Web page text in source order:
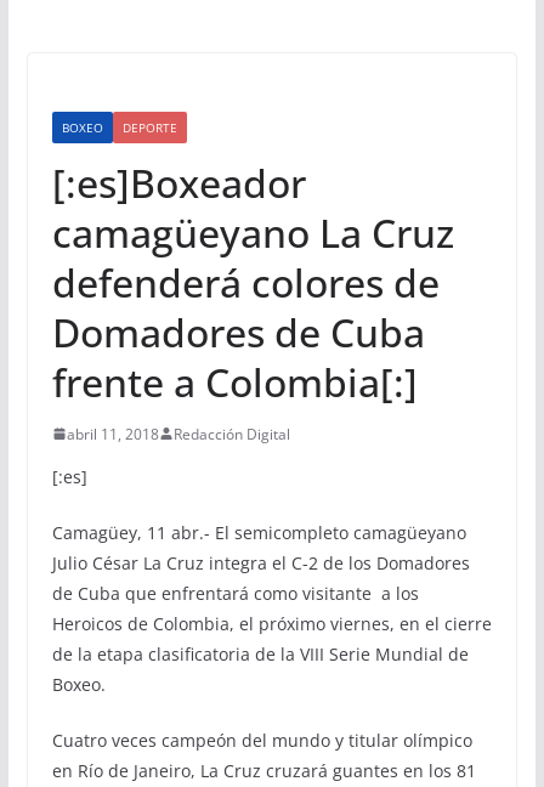
BOXEO DEPORTE
[:es]Boxeador
camagüeyano La Cruz
defenderá colores de
Domadores de Cuba
frente a Colombia[:]
abril 11, 2018 Redacción Digital
[:es]
Camagüey, 11 abr.- El semicompleto camagüeyano
Julio César La Cruz integra el C-2 de los Domadores
de Cuba que enfrentará como visitante a los
Heroicos de Colombia, el próximo viernes, en el cierre
de la etapa clasificatoria de la VIII Serie Mundial de
Boxeo.
Cuatro veces campeón del mundo y titular olímpico
en Río de Janeiro, La Cruz cruzará guantes en los 81